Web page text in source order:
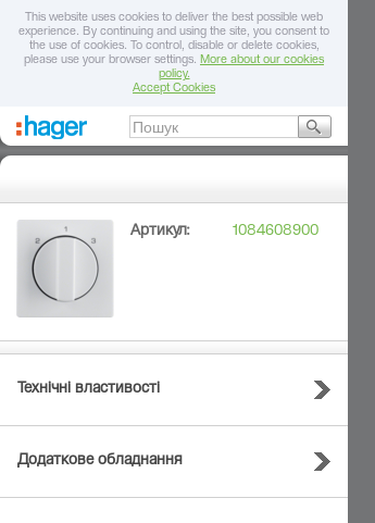
This website uses cookies to deliver the best possible web
experience. By continuing and using the site, you consent to
the use of cookies. To control, disable or delete cookies,
please use your browser settings. More about our cookies
policy.
Accept Cookies
Артикул: 1084608900
Технічні властивості
Додаткове обладнання